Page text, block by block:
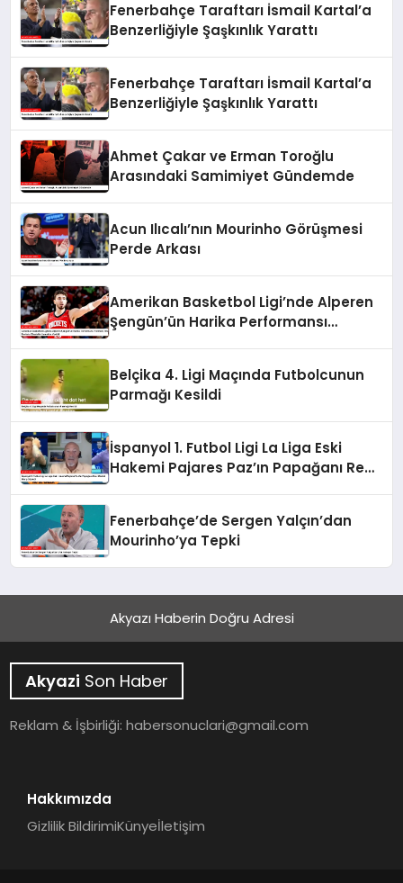
Fenerbahçe Taraftarı İsmail Kartal’a
Benzerliğiyle Şaşkınlık Yarattı
Fenerbahçe Taraftarı İsmail Kartal’a
Benzerliğiyle Şaşkınlık Yarattı
Ahmet Çakar ve Erman Toroğlu
Arasındaki Samimiyet Gündemde
Acun Ilıcalı’nın Mourinho Görüşmesi
Perde Arkası
Amerikan Basketbol Ligi’nde Alperen
Şengün’ün Harika Performansı
Belçika 4. Ligi Maçında Futbolcunun
Parmağı Kesildi
İspanyol 1. Futbol Ligi La Liga Eski
Hakemi Pajares Paz’ın Papağanı Real
Fenerbahçe’de Sergen Yalçın’dan
Mourinho’ya Tepki
Akyazı Haberin Doğru Adresi
Akyazi Son Haber
Reklam & İşbirliği:habersonuclari@gmail.com
Hakkımızda
Gizlilik BildirimiKünyeİletişim